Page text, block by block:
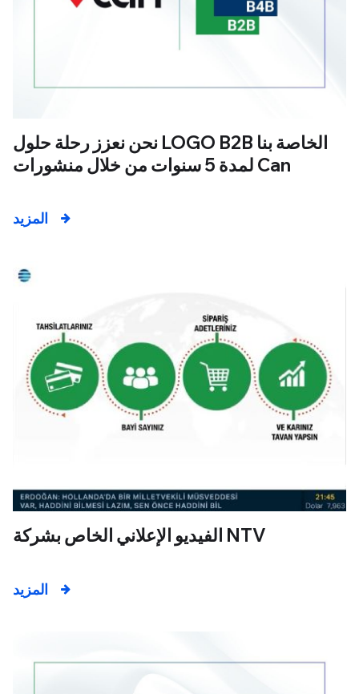
نحن نعزز رحلة حلول LOGO B2B الخاصة بنا
لمدة 5 سنوات من خلال منشورات Can
المزيد
الفيديو الإعلاني الخاص بشركة NTV
المزيد